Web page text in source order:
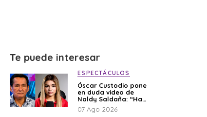
Te puede interesar
ESPECTÁCULOS
Óscar Custodio pone
en duda video de
Naldy Saldaña: “Hay
cosas que de repente
se han editado”
07 Ago 2026